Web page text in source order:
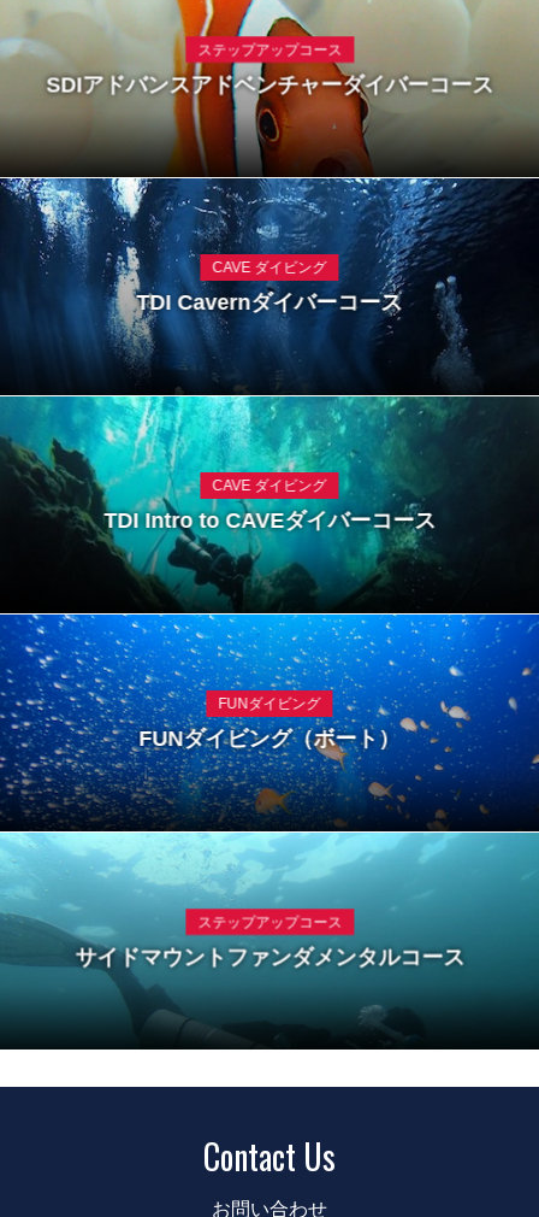
ステップアップコース
SDIアドバンスアドベンチャーダイバーコース
CAVE ダイビング
TDI Cavernダイバーコース
CAVE ダイビング
TDI Intro to CAVEダイバーコース
FUNダイビング
FUNダイビング（ボート）
ステップアップコース
サイドマウントファンダメンタルコース
Contact Us
お問い合わせ